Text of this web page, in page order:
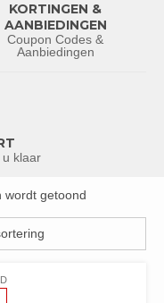
KORTINGEN &
AANBIEDINGEN
Coupon Codes &
Aanbiedingen
klaar
wordt getoond